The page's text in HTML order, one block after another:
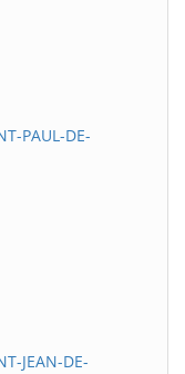
PAUL-DE-
JEAN-DE-